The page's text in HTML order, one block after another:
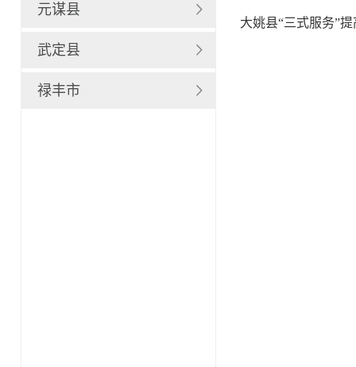
元谋县
武定县
禄丰市
大姚县“三式服务”